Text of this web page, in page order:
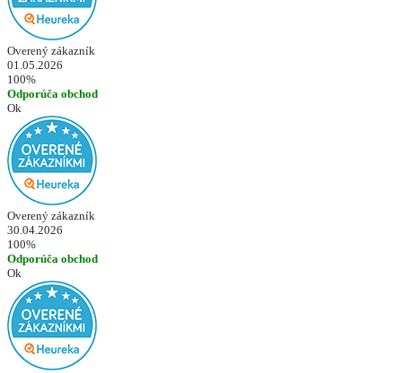
Overený zákazník
01.05.2026
100%
Odporúča obchod
Ok
Overený zákazník
30.04.2026
100%
Odporúča obchod
Ok